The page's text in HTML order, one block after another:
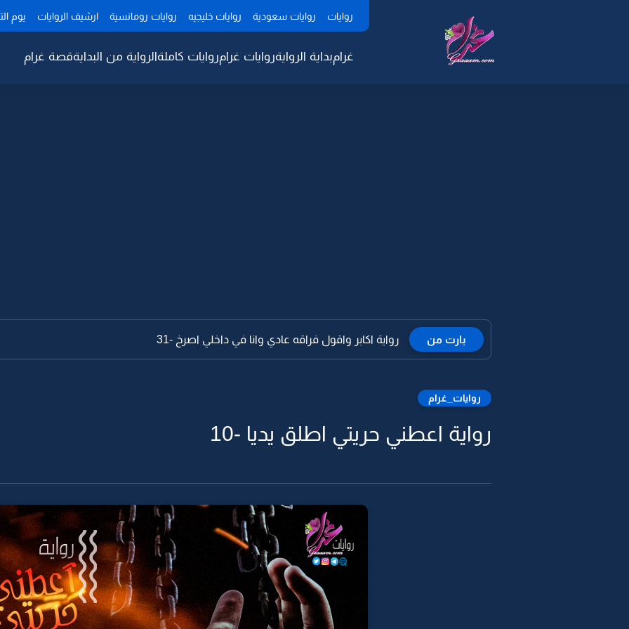
روايات روايات سعودية روايات خليجيه روايات رومانسية ارشيف الروايات يوم
غرامبداية الروايةروايات غرامروايات كاملةالرواية من البدايةقصة غرام
بارت من رواية اكابر واقول فراقه عادي وانا في داخلي اصرخ -31
روايات_غرام
رواية اعطني حريتي اطلق يديا -10